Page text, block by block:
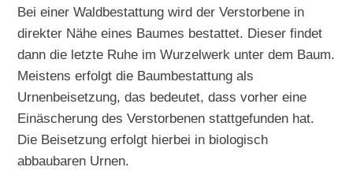
Bei einer Waldbestattung wird der Verstorbene in
direkter Nähe eines Baumes bestattet. Dieser findet
dann die letzte Ruhe im Wurzelwerk unter dem Baum.
Meistens erfolgt die Baumbestattung als
Urnenbeisetzung, das bedeutet, dass vorher eine
Einäscherung des Verstorbenen stattgefunden hat.
Die Beisetzung erfolgt hierbei in biologisch
abbaubaren Urnen.